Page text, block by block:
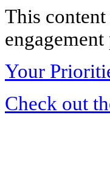
This
Your
Check out